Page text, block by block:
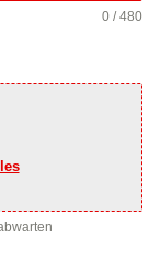
0 / 480